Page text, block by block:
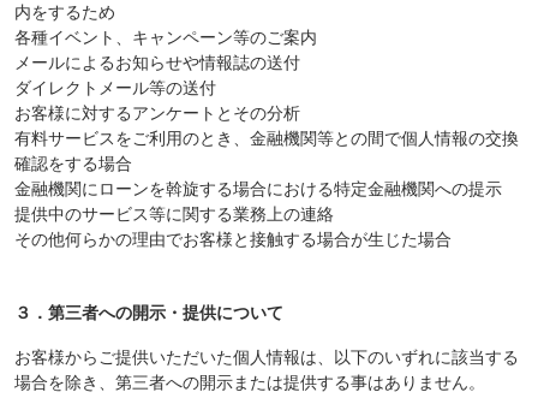
内をするため
各種イベント、キャンペーン等のご案内
メールによるお知らせや情報誌の送付
ダイレクトメール等の送付
お客様に対するアンケートとその分析
有料サービスをご利用のとき、金融機関等との間で個人情報の交換
確認をする場合
金融機関にローンを斡旋する場合における特定金融機関への提示
提供中のサービス等に関する業務上の連絡
その他何らかの理由でお客様と接触する場合が生じた場合
３．第三者への開示・提供について
お客様からご提供いただいた個人情報は、以下のいずれに該当する
場合を除き、第三者への開示または提供する事はありません。